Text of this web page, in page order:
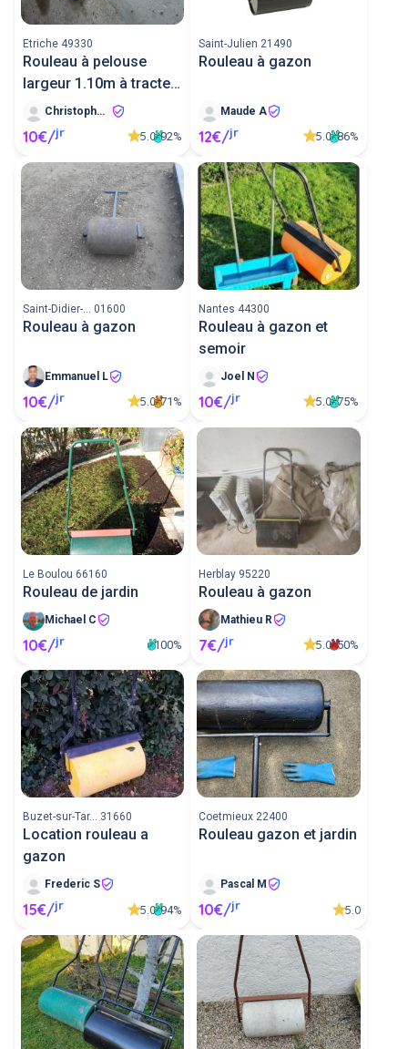
Etriche 49330
Rouleau à pelouse
largeur 1.10m à tracter
ou
Christophe G
10€/jr 5.0 92%
Saint-Julien 21490
Rouleau à gazon
Maude A
12€/jr 5.0 86%
Saint-Didier-... 01600
Rouleau à gazon
Emmanuel L
10€/jr 5.0 71%
Nantes 44300
Rouleau à gazon et
semoir
Joel N
10€/jr 5.0 75%
Le Boulou 66160
Rouleau de jardin
Michael C
10€/jr 100%
Herblay 95220
Rouleau à gazon
Mathieu R
7€/jr 5.0 50%
Buzet-sur-Tar... 31660
Location rouleau a
gazon
Frederic S
15€/jr 5.0 94%
Coetmieux 22400
Rouleau gazon et jardin
Pascal M
10€/jr 5.0